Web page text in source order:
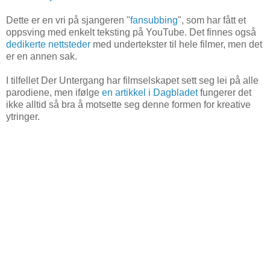
Dette er en vri på sjangeren "fansubbing", som har fått et
oppsving med enkelt teksting på YouTube. Det finnes også
dedikerte nettsteder med undertekster til hele filmer, men det
er en annen sak.
I tilfellet Der Untergang har filmselskapet sett seg lei på alle
parodiene, men ifølge en artikkel i Dagbladetfungerer det
ikke alltid så bra å motsette seg denne formen for kreative
ytringer.